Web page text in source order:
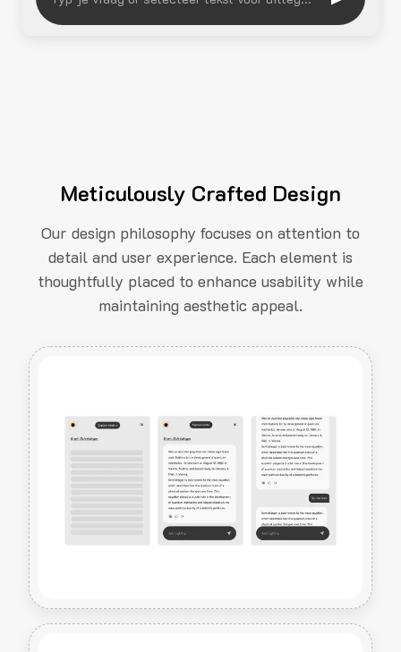
Meticulously Crafted Design
Our design philosophy focuses on attention to
detail and user experience. Each element is
thoughtfully placed to enhance usability while
maintaining aesthetic appeal.